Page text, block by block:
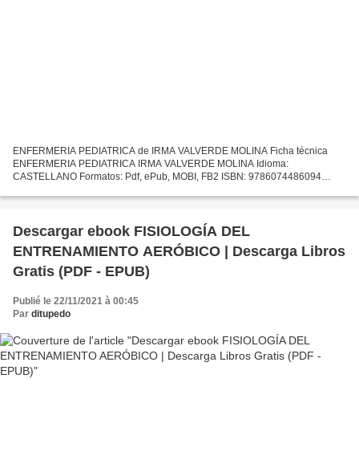
ENFERMERIA PEDIATRICA de IRMA VALVERDE MOLINA Ficha técnica
ENFERMERIA PEDIATRICA IRMA VALVERDE MOLINA Idioma:
CASTELLANO Formatos: Pdf, ePub, MOBI, FB2 ISBN: 9786074486094
gratis Descargar...
Descargar ebook FISIOLOGÍA DEL
ENTRENAMIENTO AERÓBICO | Descarga Libros
Gratis (PDF - EPUB)
Publié le 22/11/2021 à 00:45
Par ditupedo